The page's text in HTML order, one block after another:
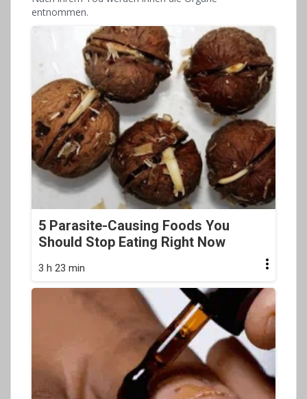
entnommen.
5 Parasite-Causing Foods You
Should Stop Eating Right Now
3 h 23 min